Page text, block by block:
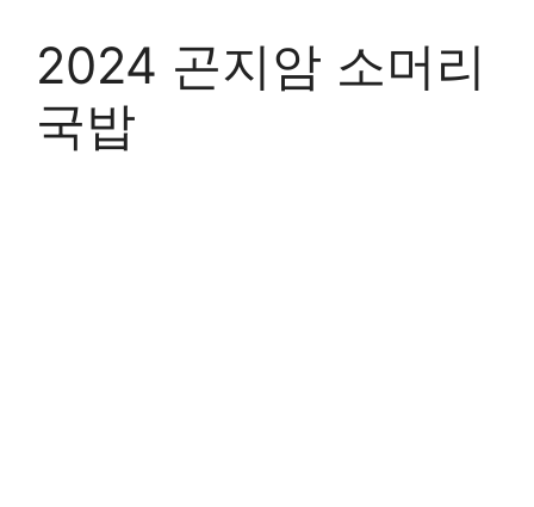
content2024 곤지암 소머리
국밥